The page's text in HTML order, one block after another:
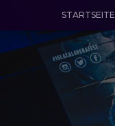
STARTSEITE